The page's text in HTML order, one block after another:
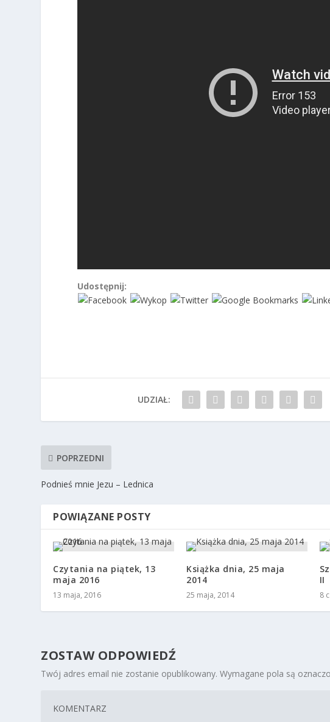
Udostępnij:
UDZIAŁ:
POPRZEDNI
Podnieś mnie Jezu – Lednica
POWIĄZANE POSTY
Czytania na piątek, 13
maja 2016
13 maja, 2016
Książka dnia, 25 maja
2014
25 maja, 2014
II
8
ZOSTAW ODPOWIEDŹ
Twój adres email nie zostanie opublikowany. Wymagane pola są